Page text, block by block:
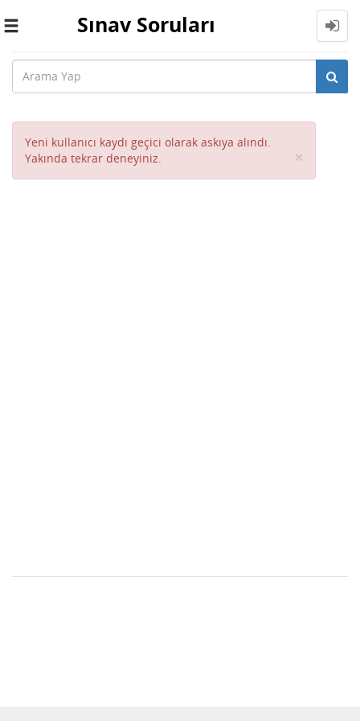
Toggle
Sınav Soruları
Yeni kullanıcı kaydı geçici olarak askıya alındı.
Yakında tekrar deneyiniz.
×